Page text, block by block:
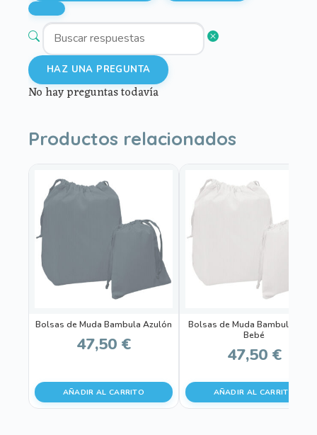
HAZ UNA PREGUNTA
No hay preguntas todavía
Productos relacionados
Bolsas de Muda Bambula Azulón
47,50 €
AÑADIR AL CARRITO
Bolsas de Muda Bambula
Bebé
47,50 €
AÑADIR AL CARRITO